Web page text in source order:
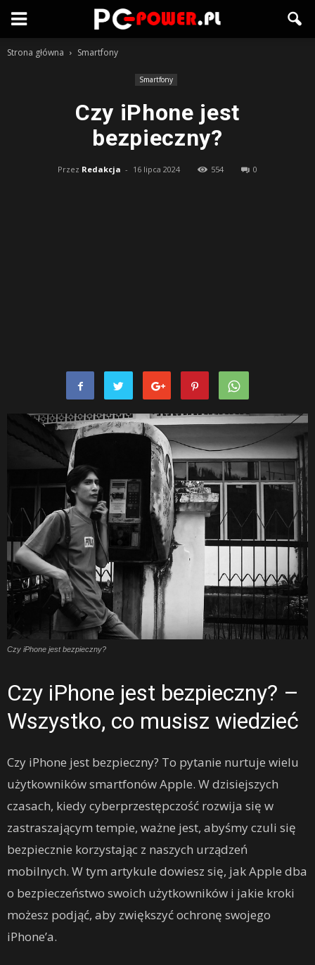
Strona główna Smartfony
Smartfony
Czy iPhone jest
bezpieczny?
Przez Redakcja - 16 lipca 2024 554 0
Czy iPhone jest bezpieczny?
Czy iPhone jest bezpieczny? –
Wszystko, co musisz wiedzieć
Czy iPhone jest bezpieczny? To pytanie nurtuje wielu
użytkowników smartfonów Apple. W dzisiejszych
czasach, kiedy cyberprzestępczość rozwija się w
zastraszającym tempie, ważne jest, abyśmy czuli się
bezpiecznie korzystając z naszych urządzeń
mobilnych. W tym artykule dowiesz się, jak Apple dba
o bezpieczeństwo swoich użytkowników i jakie kroki
możesz podjąć, aby zwiększyć ochronę swojego
iPhone’a.